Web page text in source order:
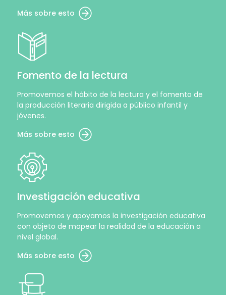
Más sobre esto
Fomento de la lectura
Promovemos el hábito de la lectura y el fomento de
la producción literaria dirigida a público infantil y
jóvenes.
Más sobre esto
Investigación educativa
Promovemos y apoyamos la investigación educativa
con objeto de mapear la realidad de la educación a
nivel global.
Más sobre esto